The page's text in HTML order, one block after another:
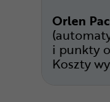
Orlen
i punkty
Koszty